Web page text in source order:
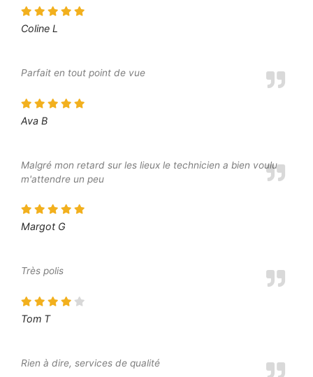
Coline L
Parfait en tout point de vue
Ava B
Malgré mon retard sur les lieux le technicien a bien voulu
m'attendre un peu
Margot G
Très polis
Tom T
Rien à dire, services de qualité